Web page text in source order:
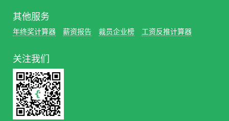
其他服务
年终奖计算器 薪资报告 裁员企业榜 工资反推计算器
关注我们